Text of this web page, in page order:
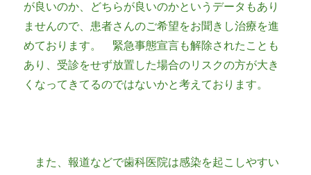
が良いのか、どちらが良いのかというデータもあり
ませんので、患者さんのご希望をお聞きし治療を進
めております。 緊急事態宣言も解除されたことも
あり、受診をせず放置した場合のリスクの方が大き
くなってきてるのではないかと考えております。
また、報道などで歯科医院は感染を起こしやすい